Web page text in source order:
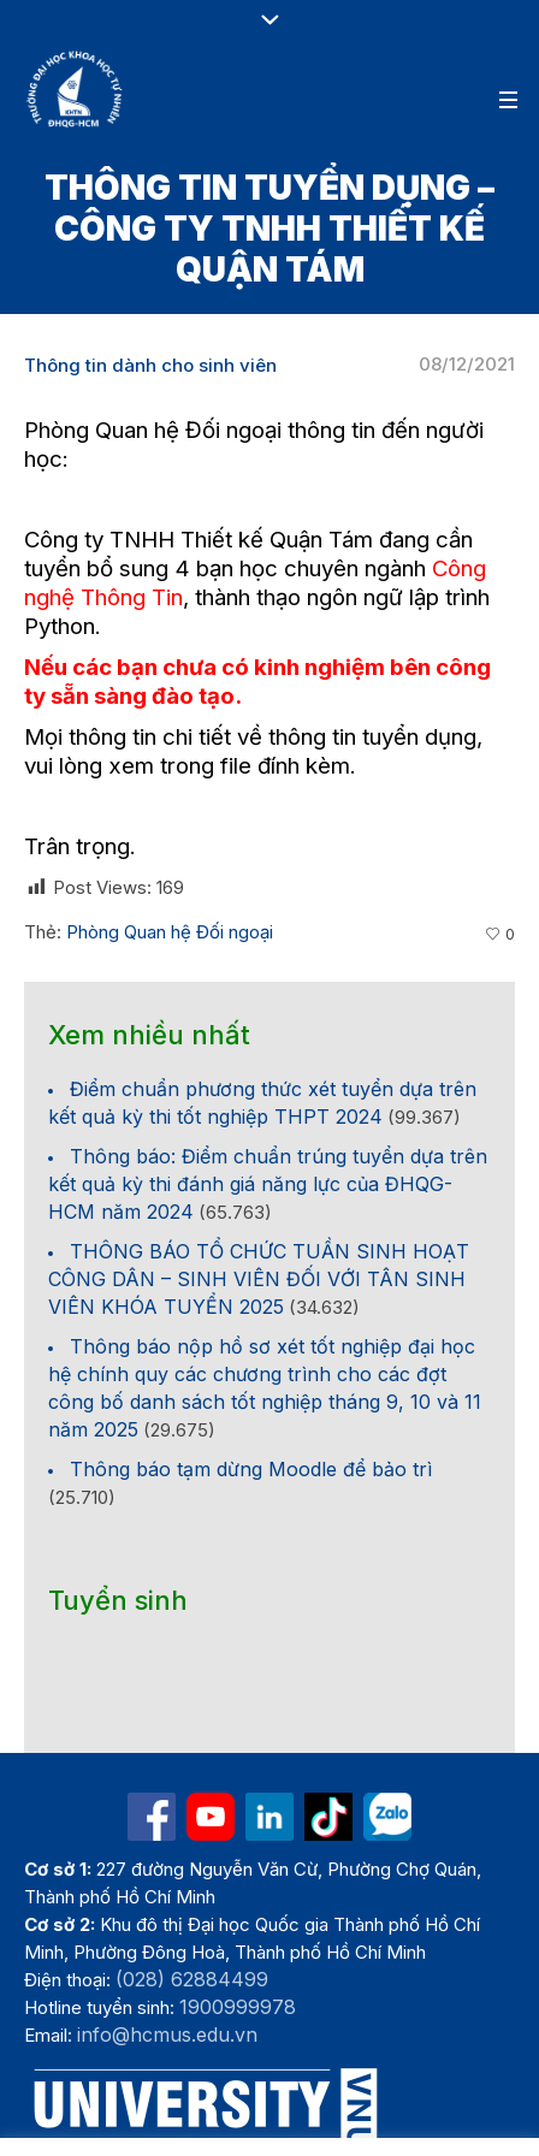
THÔNG TIN TUYỂN DỤNG –
CÔNG TY TNHH THIẾT KẾ
QUẬN TÁM
08/12/2021
Thông tin dành cho sinh viên
Phòng Quan hệ Đối ngoại thông tin đến người
học:
Công ty TNHH Thiết kế Quận Tám đang cần
tuyển bổ sung 4 bạn học chuyên ngành Công
nghệ Thông Tin, thành thạo ngôn ngữ lập trình
Python.
Nếu các bạn chưa có kinh nghiệm bên công
ty sẵn sàng đào tạo.
Mọi thông tin chi tiết về thông tin tuyển dụng,
vui lòng xem trong file đính kèm.
Trân trọng.
Post Views: 169
Thẻ: Phòng Quan hệ Đối ngoại 0
Xem nhiều nhất
Điểm chuẩn phương thức xét tuyển dựa trên
kết quả kỳ thi tốt nghiệp THPT 2024 (99.367)
Thông báo: Điểm chuẩn trúng tuyển dựa trên
kết quả kỳ thi đánh giá năng lực của ĐHQG-
HCM năm 2024 (65.763)
THÔNG BÁO TỔ CHỨC TUẦN SINH HOẠT
CÔNG DÂN – SINH VIÊN ĐỐI VỚI TÂN SINH
VIÊN KHÓA TUYỂN 2025 (34.632)
Thông báo nộp hồ sơ xét tốt nghiệp đại học
hệ chính quy các chương trình cho các đợt
công bố danh sách tốt nghiệp tháng 9, 10 và 11
năm 2025 (29.675)
Thông báo tạm dừng Moodle để bảo trì
(25.710)
Tuyển sinh
Cơ sở 1: 227 đường Nguyễn Văn Cừ, Phường Chợ Quán,
Thành phố Hồ Chí Minh
Cơ sở 2: Khu đô thị Đại học Quốc gia Thành phố Hồ Chí
Minh, Phường Đông Hoà, Thành phố Hồ Chí Minh
Điện thoại: (028) 62884499
Hotline tuyển sinh:1900999978
Email:info@hcmus.edu.vn